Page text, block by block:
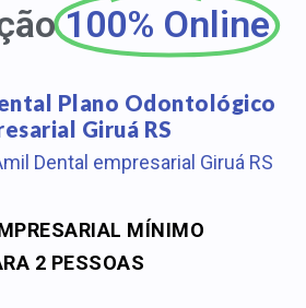
100% Online
Plano Odontológico
Giruá RS
Dental empresarial Giruá RS
MÍNIMO
2 PESSOAS